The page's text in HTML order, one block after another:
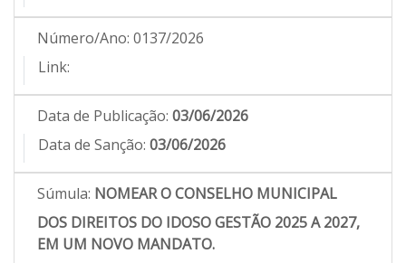
Número/Ano: 0137/2026
Link:
Data de Publicação: 03/06/2026
Data de Sanção: 03/06/2026
Súmula: NOMEAR O CONSELHO MUNICIPAL
DOS DIREITOS DO IDOSO GESTÃO 2025 A 2027,
EM UM NOVO MANDATO.